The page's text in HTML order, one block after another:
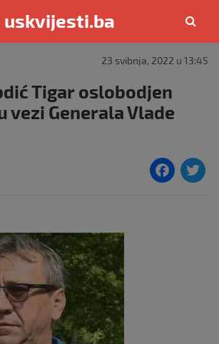
uskvijesti.ba
23 svibnja, 2022 u 13:45
Tigar oslobodjen
vezi Generala Vlade
F